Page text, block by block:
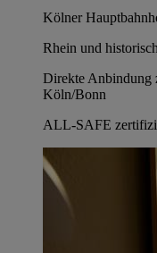
Kölner
Rhein und
Direkte Anbindung
Köln/Bonn
ALL-SAFE